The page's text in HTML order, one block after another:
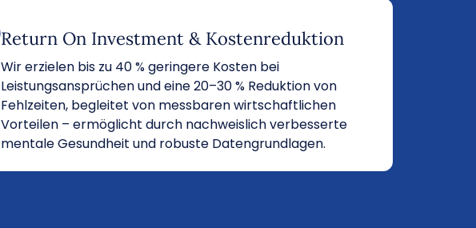
Return On Investment & Kostenreduktion
Wir erzielen bis zu 40 % geringere Kosten bei
Leistungsansprüchen und eine 20–30 % Reduktion von
Fehlzeiten, begleitet von messbaren wirtschaftlichen
Vorteilen – ermöglicht durch nachweislich verbesserte
mentale Gesundheit und robuste Datengrundlagen.